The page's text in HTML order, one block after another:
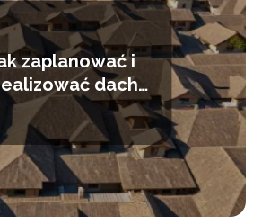
zaplanować i
dach
czterospadowy?